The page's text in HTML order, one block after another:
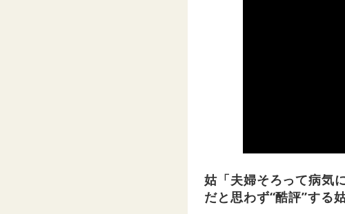
姑「夫婦そろって病気
だと思わず“酷評”する